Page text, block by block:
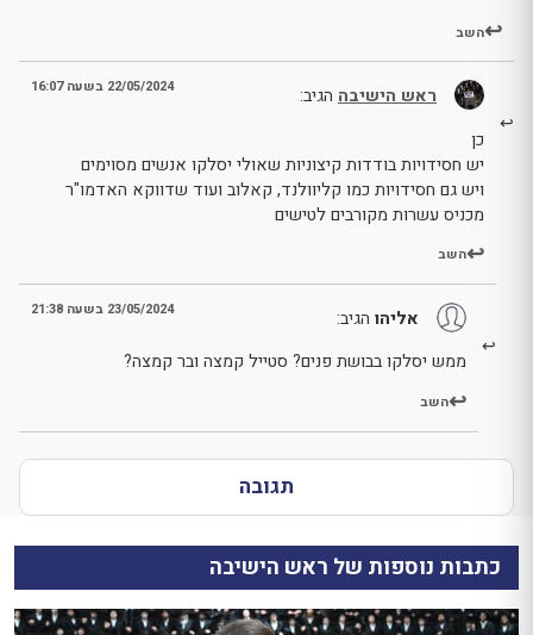
השב
ראש הישיבה הגיב: 22/05/2024 בשעה 16:07
כן
יש חסידויות בודדות קיצוניות שאולי יסלקו אנשים מסוימים
ויש גם חסידויות כמו קליוולנד, קאלוב ועוד שדווקא האדמו"ר
מכניס עשרות מקורבים לטישים
השב
אליהו הגיב: 23/05/2024 בשעה 21:38
ממש יסלקו בבושת פנים? סטייל קמצה ובר קמצה?
השב
תגובה
כתבות נוספות של ראש הישיבה